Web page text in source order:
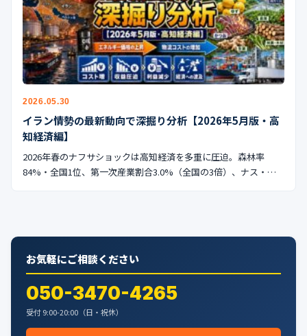
再生原料 ▼
梱包資材 ▼
イラン情勢まとめ ▼
公式ブログ
会社案内
🇺🇸🇰🇷🇹🇼🇻🇳
2026.05.30
イラン情勢の最新動向で深掘り分析【2026年5月版・高
知経済編】
2026年春のナフサショックは高知経済を多重に圧迫。森林率
84%・全国1位、第一次産業割合3.0%（全国の3倍）、ナス・…
お気軽にご相談ください
050-3470-4265
受付 9:00-20:00（日・祝休）